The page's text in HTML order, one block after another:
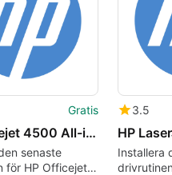
Gratis
HP Officejet 4500 All-in-One Printer drivers
senaste
för HP Officejet
3.5
Installera